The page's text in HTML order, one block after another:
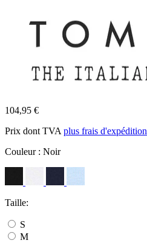
104,95 €
Prix dont TVA plus frais d'expédition
Couleur : Noir
Taille:
S
M